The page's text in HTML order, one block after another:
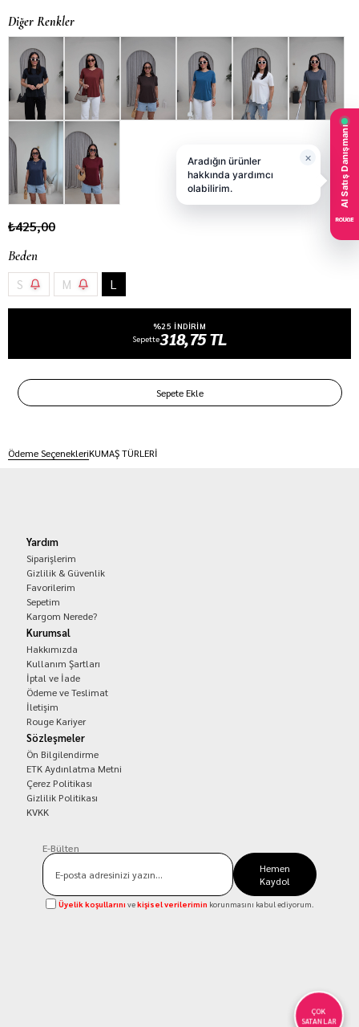
Diğer Renkler
₺425,00
Beden
S M L
%25 INDIRIM
Sepette318,75 TL
Ödeme SeçenekleriKUMAŞ TÜRLERİ
Yardım
Siparişlerim
Gizlilik & Güvenlik
Favorilerim
Sepetim
Kargom Nerede?
Kurumsal
Hakkımızda
Kullanım Şartları
İptal ve İade
Ödeme ve Teslimat
İletişim
Rouge Kariyer
Sözleşmeler
Ön Bilgilendirme
ETK Aydınlatma Metni
Çerez Politikası
Gizlilik Politikası
KVKK
E-Bülten
Hemen
Kaydol
Üyelik koşullarını vekişisel verilerimin korunmasını kabul ediyorum.
ÇOK
SATANLAR